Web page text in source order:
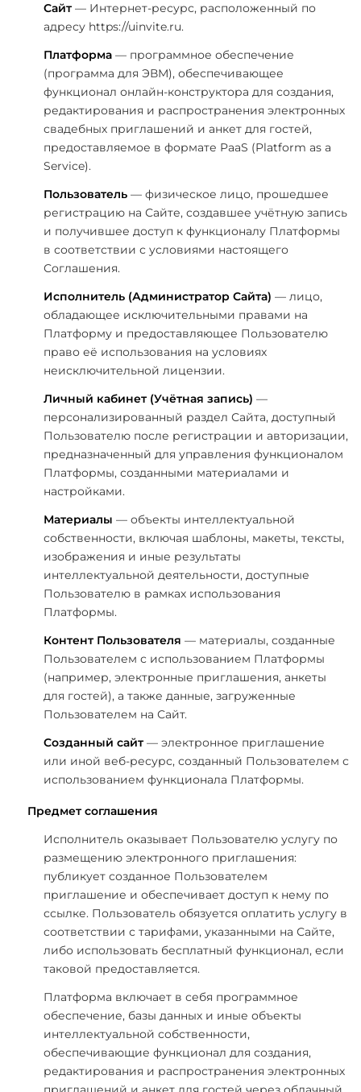
Сайт— Интернет-ресурс, расположенный по
адресу https://uinvite.ru.
Платформа — программное обеспечение
(программа для ЭВМ), обеспечивающее
функционал онлайн-конструктора для создания,
редактирования и распространения электронных
свадебных приглашений и анкет для гостей,
предоставляемое в формате PaaS (Platform as a
Service).
Пользователь — физическое лицо, прошедшее
регистрацию на Сайте, создавшее учётную запись
и получившее доступ к функционалу Платформы
в соответствии с условиями настоящего
Соглашения.
Исполнитель (Администратор Сайта) — лицо,
обладающее исключительными правами на
Платформу и предоставляющее Пользователю
право её использования на условиях
неисключительной лицензии.
Личный кабинет (Учётная запись) —
персонализированный раздел Сайта, доступный
Пользователю после регистрации и авторизации,
предназначенный для управления функционалом
Платформы, созданными материалами и
настройками.
Материалы — объекты интеллектуальной
собственности, включая шаблоны, макеты, тексты,
изображения и иные результаты
интеллектуальной деятельности, доступные
Пользователю в рамках использования
Платформы.
Контент Пользователя — материалы, созданные
Пользователем с использованием Платформы
(например, электронные приглашения, анкеты
для гостей), а также данные, загруженные
Пользователем на Сайт.
Созданный сайт— электронное приглашение
или иной веб-ресурс, созданный Пользователем с
использованием функционала Платформы.
Предмет соглашения
Исполнитель оказывает Пользователю услугу по
размещению электронного приглашения:
публикует созданное Пользователем
приглашение и обеспечивает доступ к нему по
ссылке. Пользователь обязуется оплатить услугу в
соответствии с тарифами, указанными на Сайте,
либо использовать бесплатный функционал, если
таковой предоставляется.
Платформа включает в себя программное
обеспечение, базы данных и иные объекты
интеллектуальной собственности,
обеспечивающие функционал для создания,
редактирования и распространения электронных